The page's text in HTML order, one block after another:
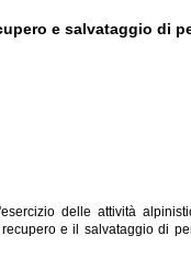
e salvataggio di
delle attività
e il salvataggio di